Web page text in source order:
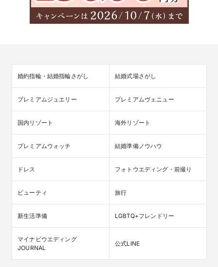
婚約指輪・結婚指輪さがし 結婚式場さがし
プレミアムジュエリー プレミアムヴェニュー
国内リゾート 海外リゾート
プレミアムウォッチ 結婚準備ノウハウ
ドレス フォトウエディング・前撮り
ビューティ 旅行
新生活準備 LGBTQ+フレンドリー
マイナビウエディング
JOURNAL
公式LINE